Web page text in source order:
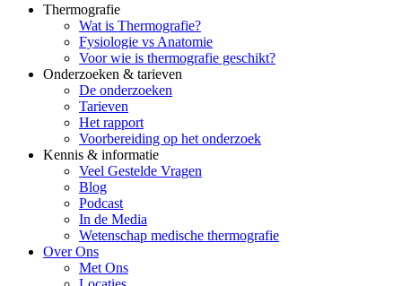
Thermografie
Wat is Thermografie?
Fysiologie vs Anatomie
Voor wie is thermografie geschikt?
Onderzoeken & tarieven
De onderzoeken
Tarieven
Het rapport
Voorbereiding op het onderzoek
Kennis & informatie
Veel Gestelde Vragen
Blog
Podcast
In de Media
Wetenschap medische thermografie
Over Ons
Met Ons